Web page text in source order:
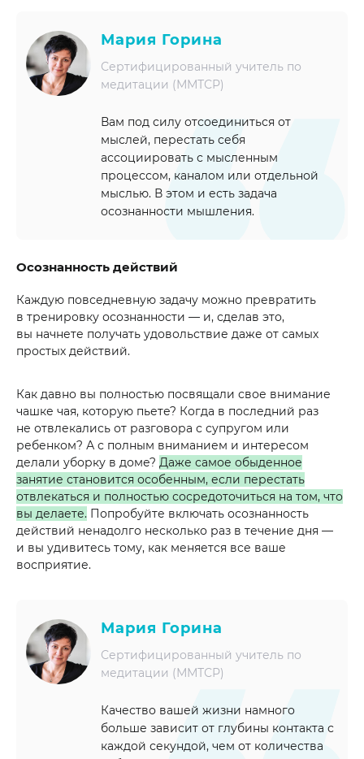
Мария Горина
Сертифицированный учитель по
медитации (ММТСР)
Вам под силу отсоединиться от
мыслей, перестать себя
ассоциировать с мысленным
процессом, каналом или отдельной
мыслью. В этом и есть задача
осознанности мышления.
Осознанность действий
Каждую повседневную задачу можно превратить
в тренировку осознанности — и, сделав это,
вы начнете получать удовольствие даже от самых
простых действий.
Как давно вы полностью посвящали свое внимание
чашке чая, которую пьете? Когда в последний раз
не отвлекались от разговора с супругом или
ребенком? А с полным вниманием и интересом
делали уборку в доме? Даже самое обыденное
занятие становится особенным, если перестать
отвлекаться и полностью сосредоточиться на том, что
вы делаете. Попробуйте включать осознанность
действий ненадолго несколько раз в течение дня —
и вы удивитесь тому, как меняется все ваше
восприятие.
Мария Горина
Сертифицированный учитель по
медитации (ММТСР)
Качество вашей жизни намного
больше зависит от глубины контакта с
каждой секундой, чем от количества